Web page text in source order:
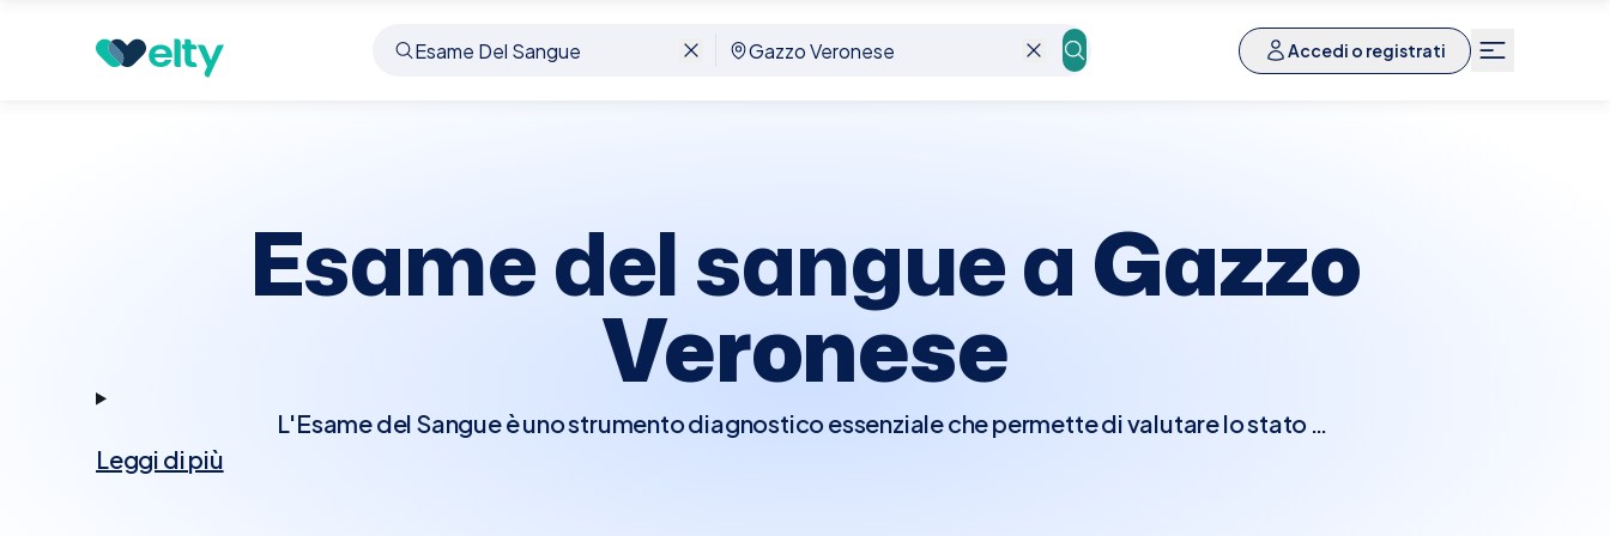
Accedi o registrati
Prenota visita Esame Del Sangue Gazzo Veronese
Esame del sangue aGazzo
Veronese
L'Esame del Sangue è uno strumento diagnostico essenziale che permette di valutare lo stato di
Leggi di più